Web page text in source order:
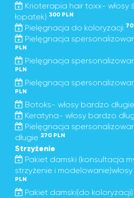
Krioterapia hair toxx- włosy
łopatek) 300 PLN
Pielęgnacja do koloryzacji 70
Pielęgnacja
PLN
Pielęgnacja
PLN
Pielęgnacja
PLN
Botoks- włosy bardzo długie
Keratyna- włosy bardzo
Pielęgnacja
długie 270 PLN
Strzyżenie
Pakiet damski (konsultacja
strzyżenie i
PLN
Pakiet damski(do koloryzacji)